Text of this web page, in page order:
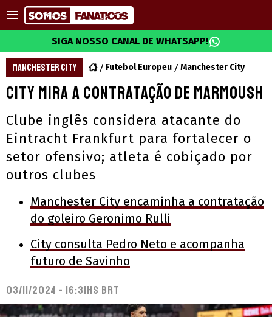
SIGA NOSSO CANAL DE WHATSAPP!
MANCHESTER CITY Futebol Europeu Manchester City
City mira a contratação de Marmoush
Clube inglês considera atacante do
Eintracht Frankfurt para fortalecer o
setor ofensivo; atleta é cobiçado por
outros clubes
Manchester City encaminha a contratação
do goleiro Geronimo Rulli
City consulta Pedro Neto e acompanha
futuro de Savinho
03/11/2024 - 16:31hs BRT